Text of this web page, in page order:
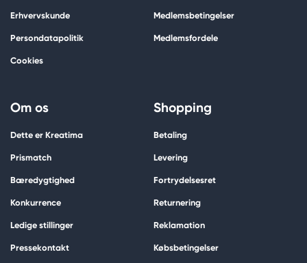
Erhvervskunde
Persondatapolitik
Cookies
Medlemsbetingelser
Medlemsfordele
Om os
Dette er Kreatima
Prismatch
Bæredygtighed
Konkurrence
Ledige stillinger
Pressekontakt
Shopping
Betaling
Levering
Fortrydelsesret
Returnering
Reklamation
Købsbetingelser